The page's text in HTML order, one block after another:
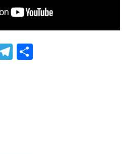
Telegram